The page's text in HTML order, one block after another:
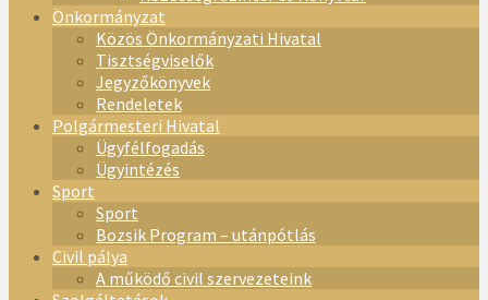
Önkormányzat
Közös Önkormányzati Hivatal
Tisztségviselők
Jegyzőkönyvek
Rendeletek
Polgármesteri Hivatal
Ügyfélfogadás
Ügyintézés
Sport
Sport
Bozsik Program – utánpótlás
Civil pálya
A működő civil szervezeteink